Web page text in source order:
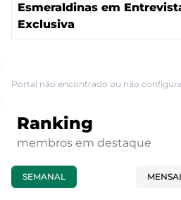
Esmeraldinas em
Exclusiva
Portal não encontrado ou não
Ranking
membros em destaque
SEMANAL